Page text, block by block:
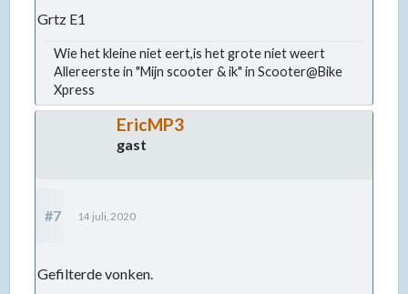
Grtz E1
Wie het kleine niet eert,is het grote niet weert
Allereerste in "Mijn scooter & ik" in Scooter@Bike
Xpress
EricMP3
gast
#7 14 juli, 2020
Gefilterde vonken.